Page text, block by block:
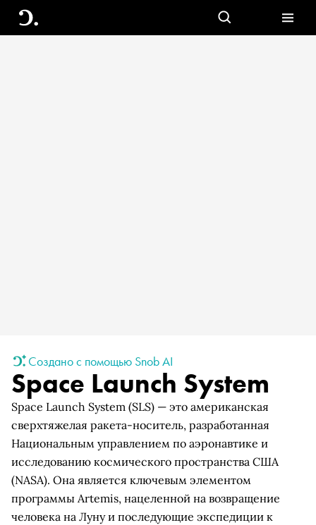
Создано с помощью Snob AI
Space Launch System
Space Launch System (SLS) — это американская
сверхтяжелая ракета-носитель, разработанная
Национальным управлением по аэронавтике и
исследованию космического пространства США
(NASA). Она является ключевым элементом
программы Artemis, нацеленной на возвращение
человека на Луну и последующие экспедиции к